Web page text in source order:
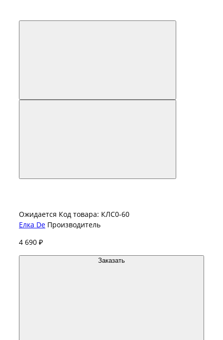
Ожидается Код товара: КЛС0-60
Елка De Производитель
4 690 ₽
Заказать